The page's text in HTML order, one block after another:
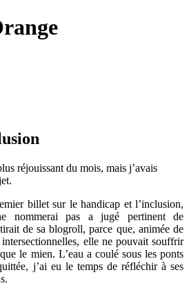
réjouissant du mois, mais j’avais
billet sur le handicap et l’inclusion,
nommerai pas a jugé pertinent de
de sa blogroll, parce que, animée de
elle ne pouvait souffrir
le mien. L’eau a coulé sous les ponts
j’ai eu le temps de réfléchir à ses